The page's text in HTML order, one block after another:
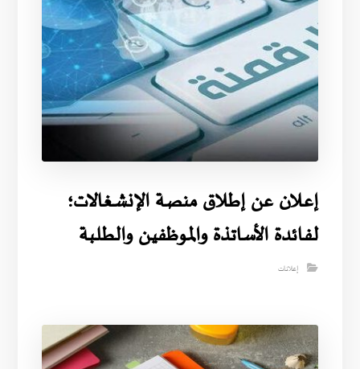
إعــلان عن إطــلاق منصـة الإنشـغالات؛
لفـائدة الأساتذة والمـوظفيـن والطـلـبة
إعلانات